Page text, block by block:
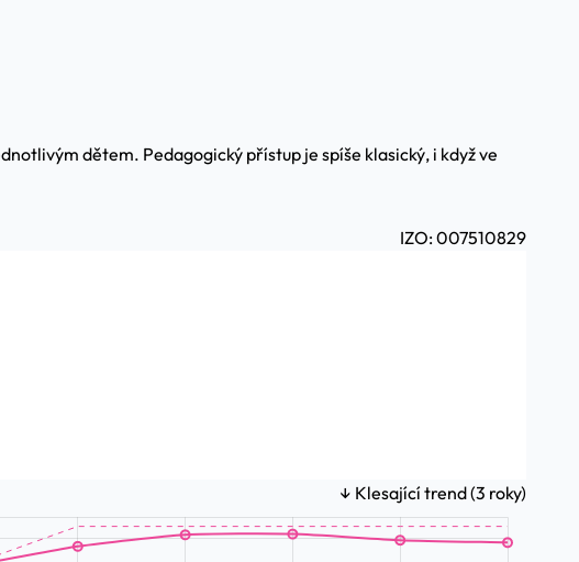
dětem. Pedagogický přístup je spíše klasický, i když ve
IZO: 007510829
↓ Klesající trend (3 roky)